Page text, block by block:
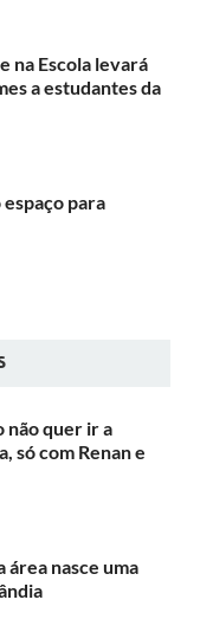
na Escola levará
a estudantes da
para
não quer ir a
só com Renan e
área nasce uma